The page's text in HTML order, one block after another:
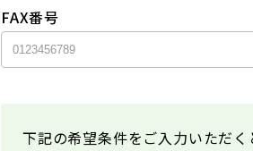
FAX番号
下記の希望条件をご入力いただ